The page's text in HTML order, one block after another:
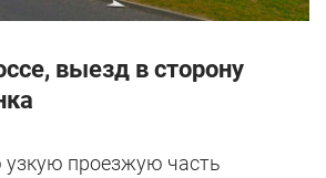
выезд в сторону
узкую проезжую часть